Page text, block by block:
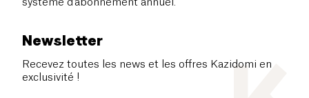
système d’abonnement annuel.
Newsletter
Recevez toutes les news et les offres Kazidomi en
exclusivité !